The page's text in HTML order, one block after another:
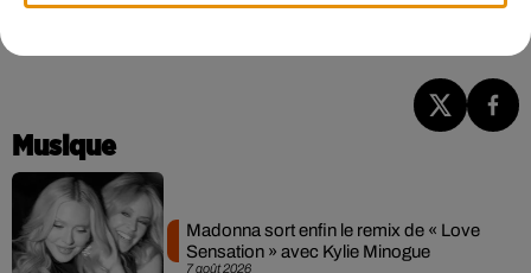
Musique
7 août 2026
Madonna sort enfin le remix de « Love
Sensation » avec Kylie Minogue